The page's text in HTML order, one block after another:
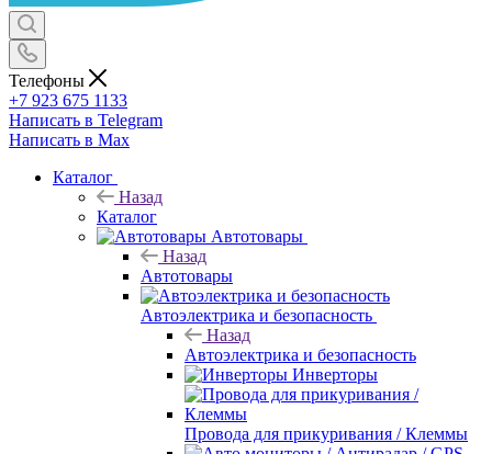
Телефоны
+7 923 675 1133
Написать в Telegram
Написать в Max
Каталог
Назад
Каталог
Автотовары
Назад
Автотовары
Автоэлектрика и безопасность
Назад
Автоэлектрика и безопасность
Инверторы
Провода для прикуривания / Клеммы